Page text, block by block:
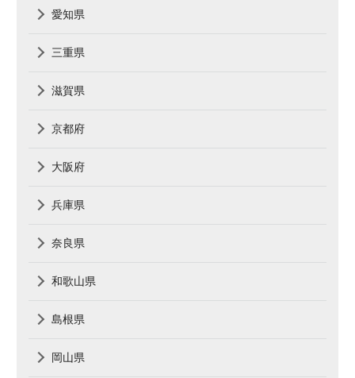
愛知県
三重県
滋賀県
京都府
大阪府
兵庫県
奈良県
和歌山県
島根県
岡山県